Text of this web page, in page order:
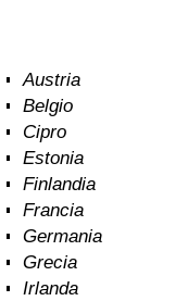
Austria
Belgio
Cipro
Estonia
Finlandia
Francia
Germania
Grecia
Irlanda